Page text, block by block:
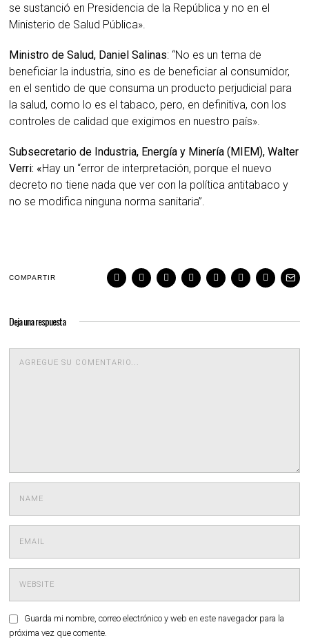
se sustanció en Presidencia de la República y no en el
Ministerio de Salud Pública».
Ministro de Salud, Daniel Salinas: “No es un tema de
beneficiar la industria, sino es de beneficiar al consumidor,
en el sentido de que consuma un producto perjudicial para
la salud, como lo es el tabaco, pero, en definitiva, con los
controles de calidad que exigimos en nuestro país».
Subsecretario de Industria, Energía y Minería (MIEM), Walter
Verri: «Hay un “error de interpretación, porque el nuevo
decreto no tiene nada que ver con la política antitabaco y
no se modifica ninguna norma sanitaria”.
COMPARTIR
Deja una respuesta
Guarda mi nombre, correo electrónico y web en este navegador para la
próxima vez que comente.